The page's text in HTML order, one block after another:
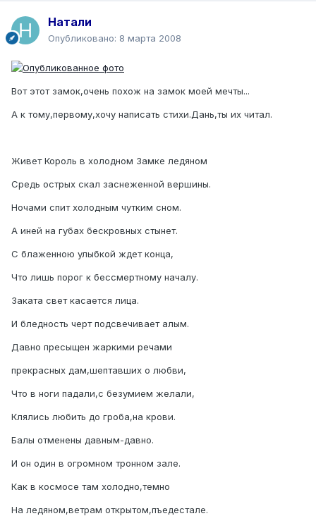
Натали
Опубликовано: 8 марта 2008
Вот этот замок,очень похож на замок моей мечты...
А к тому,первому,хочу написать стихи.Дань,ты их читал.
Живет Король в холодном Замке ледяном
Средь острых скал заснеженной вершины.
Ночами спит холодным чутким сном.
А иней на губах бескровных стынет.
С блаженною улыбкой ждет конца,
Что лишь порог к бессмертному началу.
Заката свет касается лица.
И бледность черт подсвечивает алым.
Давно пресыщен жаркими речами
прекрасных дам,шептавших о любви,
Что в ноги падали,с безумием желали,
Клялись любить до гроба,на крови.
Балы отменены давным-давно.
И он один в огромном тронном зале.
Как в космосе там холодно,темно
На ледяном,ветрам открытом,пъедестале.